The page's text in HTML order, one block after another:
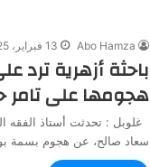
Abo Hamza 13 فبراير، 2025
باحثة أزهرية
هجومها على
غلوبل : تحدثت أستاذ الفقه
سعاد صالح، عن هجوم بسمة